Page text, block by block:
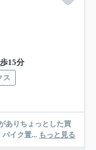
15分
ス
ありちょっとした買
バイク置... もっと見る